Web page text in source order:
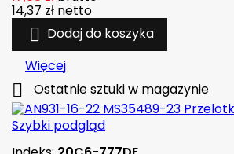
14,37 zł netto
 Dodaj do koszyka
Więcej
 Ostatnie sztuki w magazynie
Szybki podgląd